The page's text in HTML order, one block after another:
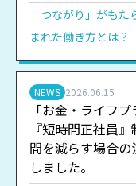
「つながり」がも
まれた働き方とは？
NEWS 2026.06.15
「お金・ライフ
『短時間正社員
間を減らす場合
しました。